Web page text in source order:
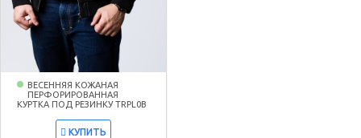
ВЕСЕННЯЯ КОЖАНАЯ
ПЕРФОРИРОВАННАЯ
КУРТКА ПОД РЕЗИНКУ TRPL0B
КУПИТЬ